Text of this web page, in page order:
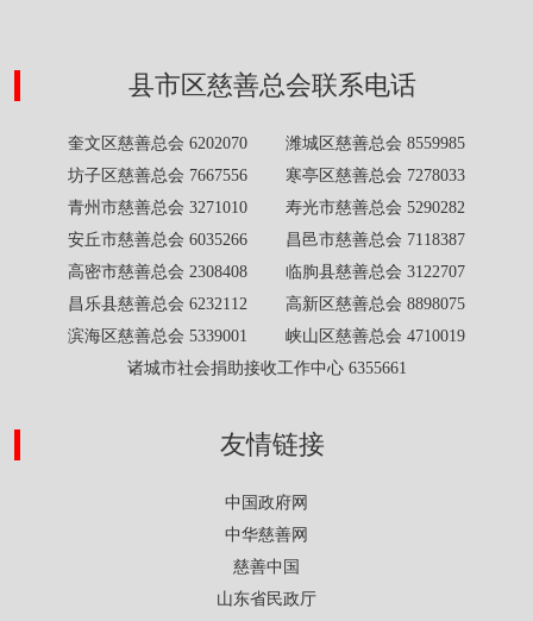
县市区慈善总会联系电话
奎文区慈善总会 6202070 潍城区慈善总会 8559985
坊子区慈善总会 7667556 寒亭区慈善总会 7278033
青州市慈善总会 3271010 寿光市慈善总会 5290282
安丘市慈善总会 6035266 昌邑市慈善总会 7118387
高密市慈善总会 2308408 临朐县慈善总会 3122707
昌乐县慈善总会 6232112 高新区慈善总会 8898075
滨海区慈善总会 5339001 峡山区慈善总会 4710019
诸城市社会捐助接收工作中心 6355661
友情链接
中国政府网
中华慈善网
慈善中国
山东省民政厅